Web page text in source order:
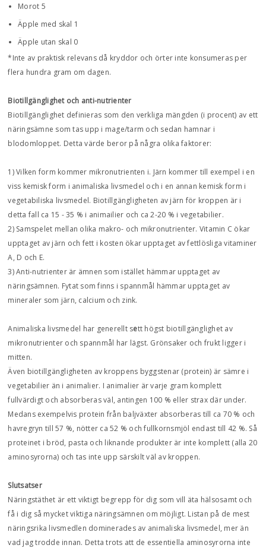
Morot 5
Äpple med skal 1
Äpple utan skal 0
*Inte av praktisk relevans då kryddor och örter inte konsumeras per
flera hundra gram om dagen.
Biotillgänglighet och anti-nutrienter
Biotillgänglighet definieras som den verkliga mängden (i procent) av ett
näringsämne som tas upp i mage/tarm och sedan hamnar i
blodomloppet. Detta värde beror på några olika faktorer:
1) Vilken form kommer mikronutrienten i. Järn kommer till exempel i en
viss kemisk form i animaliska livsmedel och i en annan kemisk form i
vegetabiliska livsmedel. Biotillgängligheten av järn för kroppen är i
detta fall ca 15 - 35 % i animailier och ca 2-20 % i vegetabilier.
2) Samspelet mellan olika makro- och mikronutrienter. Vitamin C ökar
upptaget av järn och fett i kosten ökar upptaget av fettlösliga vitaminer
A, D och E.
3) Anti-nutrienter är ämnen som istället hämmar upptaget av
näringsämnen. Fytat som finns i spannmål hämmar upptaget av
mineraler som järn, calcium och zink.
Animaliska livsmedel har generellt sett högst biotillgänglighet av
mikronutrienter och spannmål har lägst. Grönsaker och frukt ligger i
mitten.
Även biotillgängligheten av kroppens byggstenar (protein) är sämre i
vegetabilier än i animalier. I animalier är varje gram komplett
fullvärdigt och absorberas väl, antingen 100 % eller strax där under.
Medans exempelvis protein från baljväxter absorberas till ca 70 % och
havregryn till 57 %, nötter ca 52 % och fullkornsmjöl endast till 42 %. Så
proteinet i bröd, pasta och liknande produkter är inte komplett (alla 20
aminosyrorna) och tas inte upp särskilt väl av kroppen.
Slutsatser
Näringstäthet är ett viktigt begrepp för dig som vill äta hälsosamt och
få i dig så mycket viktiga näringsämnen om möjligt. Listan på de mest
näringsrika livsmedlen dominerades av animaliska livsmedel, mer än
vad jag trodde innan. Detta trots att de essentiella aminosyrorna inte